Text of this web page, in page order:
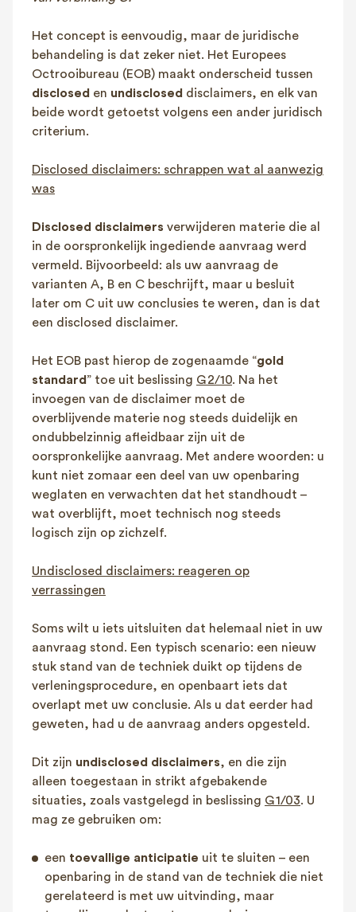
Het concept is eenvoudig, maar de juridische
behandeling is dat zeker niet. Het Europees
Octrooibureau (EOB) maakt onderscheid tussen
disclosed en undisclosed disclaimers, en elk van
beide wordt getoetst volgens een ander juridisch
criterium.
Disclosed disclaimers: schrappen wat al aanwezig
was
Disclosed disclaimers verwijderen materie die al
in de oorspronkelijk ingediende aanvraag werd
vermeld. Bijvoorbeeld: als uw aanvraag de
varianten A, B en C beschrijft, maar u besluit
later om C uit uw conclusies te weren, dan is dat
een disclosed disclaimer.
Het EOB past hierop de zogenaamde “gold
standard” toe uit beslissing G 2/10. Na het
invoegen van de disclaimer moet de
overblijvende materie nog steeds duidelijk en
ondubbelzinnig afleidbaar zijn uit de
oorspronkelijke aanvraag. Met andere woorden: u
kunt niet zomaar een deel van uw openbaring
weglaten en verwachten dat het standhoudt –
wat overblijft, moet technisch nog steeds
logisch zijn op zichzelf.
Undisclosed disclaimers: reageren op
verrassingen
Soms wilt u iets uitsluiten dat helemaal niet in uw
aanvraag stond. Een typisch scenario: een nieuw
stuk stand van de techniek duikt op tijdens de
verleningsprocedure, en openbaart iets dat
overlapt met uw conclusie. Als u dat eerder had
geweten, had u de aanvraag anders opgesteld.
Dit zijn undisclosed disclaimers, en die zijn
alleen toegestaan in strikt afgebakende
situaties, zoals vastgelegd in beslissing G 1/03. U
mag ze gebruiken om:
een toevallige anticipatie uit te sluiten – een
openbaring in de stand van de techniek die niet
gerelateerd is met uw uitvinding, maar